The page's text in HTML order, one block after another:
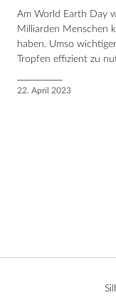
Am World Earth Day
Milliarden Menschen
haben. Umso
Tropfen effizient zu
22. April 2023